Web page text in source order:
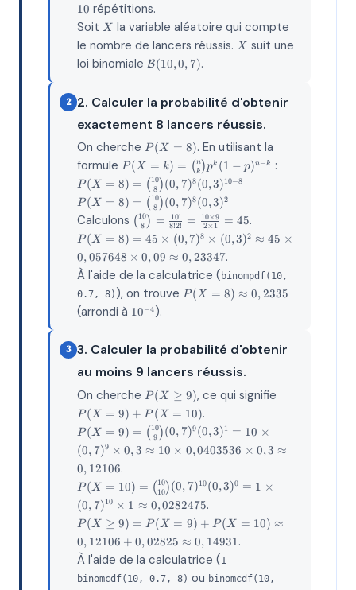
10 répétitions.
SoitX
X la variable aléatoire qui compte
le nombre de lancers réussis.X
X suit une
loi binomiale\mathcal{B}
B(10,0, 7).
2 2. Calculer la probabilité d'obtenir
exactement 8 lancers réussis.
On chercheP(X=8)
P(X = 8). En utilisant la
formuleP(X=k) =
\binom{n}
{k} p^k
(1-p)^{n-
k}
P(X = k) = ( k
n)pk (1 − p)n−k :
P(X=8) =
\binom{10}
{8} (0,7)^8
(0,3)^{10-
8}
P(X = 8) = ( 8
10)(0, 7)8 (0,3)10−8
P(X=8) =
\binom{10}
{8} (0,7)^8
(0,3)^2
P(X = 8) = ( 8
10)(0, 7)8 (0,3)2
Calculons \binom{10}
{8} =
\frac{10!}
{8!2!} =
\frac{10 ×
9}{2 × 1}
= 45
( 8
10) = 8!2!
10! = 2× 1
10×9 = 45.
P(X=8)
= 45 ×
(0,7)^8
×
(0,3)^2
\approx
45 ×
× 0,09
\approx
0,23347
P(X = 8) = 45 × (0, 7)8 × (0,3)2 ≈ 45 ×
0, 057648 × 0, 09 ≈ 0, 23347.
À l'aide de la calculatrice ( binompdf(10,
0.7, 8) ), on trouveP(X=8)
\approx
P(X = 8) ≈ 0, 2335
(arrondi à 10^{-4}
10−4).
3 3. Calculer la probabilité d'obtenir
au moins 9 lancers réussis.
On chercheP(X
\geq
9)
P(X ≥ 9), ce qui signifie
P(X = 9) + P ( X = 10).
P(X=9) =
\binom{10}
{9} (0,7)^9
(0,3)^1 =
10 ×
(0,7)^9 ×
0,3 \approx
10 ×
0,0403536
× 0,3
\approx
0,12106
P(X = 9) = ( 9
10)(0, 7)9 (0,3)1 = 10 ×
(0, 7)9 × 0, 3 ≈ 10 × 0,0403536 × 0,3 ≈
0, 12106.
P(X=10) =
\binom{10}
{10}
(0,7)^{10}
(0,3)^0 = 1
×
(0,7)^{10}
× 1
P(X = 10) = ( 10
10)(0, 7)10 (0,3)0 = 1 ×
(0, 7)10 × 1 ≈ 0,0282475.
P(X
\geq 9)
=
P(X=9)
+
P(X ≥ 9) = P (X = 9) + P (X = 10) ≈
0, 12106 + 0, 02825 ≈ 0, 14931.
À l'aide de la calculatrice (1 -
binomcdf(10, 0.7, 8) ou binomcdf(10,